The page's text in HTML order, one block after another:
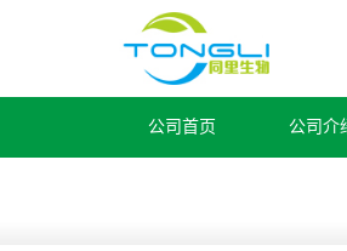
公司首页 公司介